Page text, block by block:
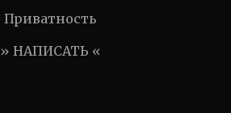
Приватность
» НАПИСАТЬ «